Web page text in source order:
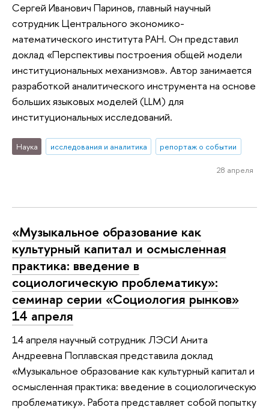
Сергей Иванович Паринов, главный научный
сотрудник Центрального экономико-
математического института РАН. Он представил
доклад «Перспективы построения общей модели
институциональных механизмов». Автор занимается
разработкой аналитического инструмента на основе
больших языковых моделей (LLM) для
институциональных исследований.
Наука исследования и аналитика репортаж о событии
28 апреля
«Музыкальное образование как
культурный капитал и осмысленная
практика: введение в
социологическую проблематику»:
семинар серии «Социология рынков»
14 апреля
14 апреля научный сотрудник ЛЭСИ Анита
Андреевна Поплавская представила доклад
«Музыкальное образование как культурный капитал и
осмысленная практика: введение в социологическую
проблематику». Работа представляет собой попытку